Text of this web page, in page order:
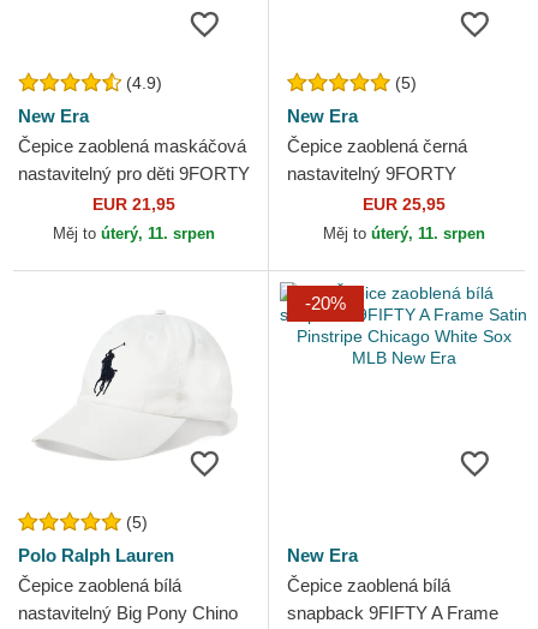
(4.9)
New Era
Čepice zaoblená maskáčová
nastavitelný pro děti 9FORTY
League Essential New York
Yankees MLB New Era
EUR 21,95
Měj to úterý, 11. srpen
(5)
New Era
Čepice zaoblená černá
nastavitelný 9FORTY
Essential Chicago Bulls NBA
New Era
EUR 25,95
Měj to úterý, 11. srpen
(5)
Polo Ralph Lauren
Čepice zaoblená bílá
nastavitelný Big Pony Chino
-20%
New Era
Čepice zaoblená bílá
snapback 9FIFTY A Frame